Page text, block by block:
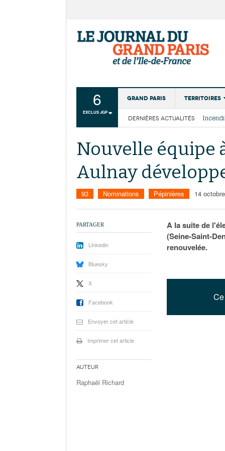
6
EXCLUS JGP
Grand Paris Territoires
Institutions
DERNIÈRES ACTUALITÉS
La
Les
Nouvelle équipe
Aulnay
93 Nominations Pépinières 14
A la suite de
(Seine-Saint-
renouvelée.
PARTAGER
Linkedin
Bluesky
X
Facebook
Envoyer cet article
Imprimer cet article
Auteur
Raphaël Richard